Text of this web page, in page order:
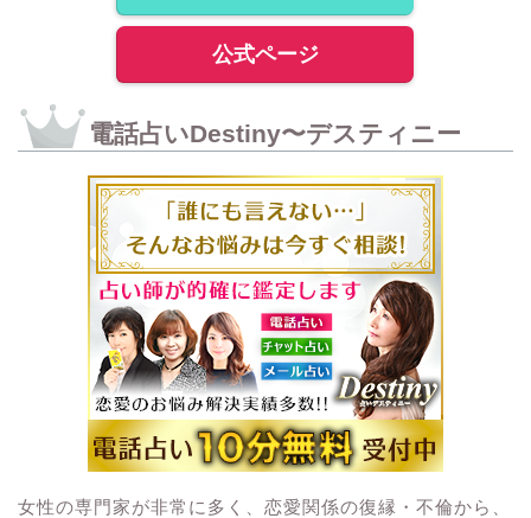
公式ページ
電話占いDestiny〜デスティニー
女性の専門家が非常に多く、恋愛関係の復縁・不倫から、